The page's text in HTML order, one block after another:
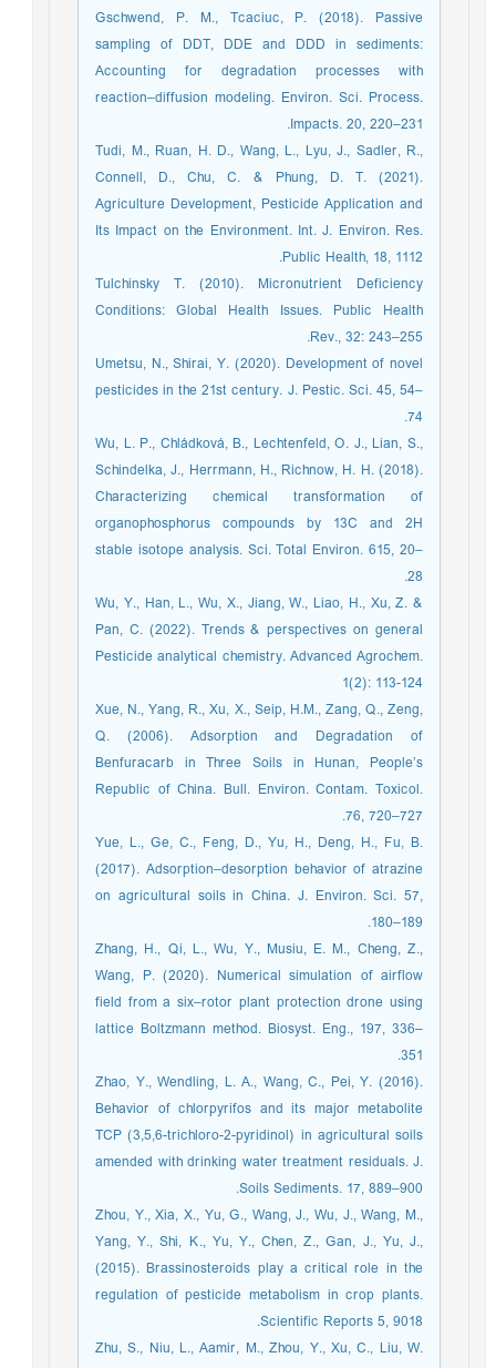
Gschwend, P. M., Tcaciuc, P. (2018). Passive
sampling of DDT, DDE and DDD in sediments:
Accounting for degradation processes with
reaction–diffusion modeling. Environ. Sci. Process.
Impacts. 20, 220–231.
Tudi, M., Ruan, H. D., Wang, L., Lyu, J., Sadler, R.,
Connell, D., Chu, C. & Phung, D. T. (2021).
Agriculture Development, Pesticide Application and
Its Impact on the Environment. Int. J. Environ. Res.
Public Health, 18, 1112.
Tulchinsky T. (2010). Micronutrient Deficiency
Conditions: Global Health Issues. Public Health
Rev., 32: 243–255.
Umetsu, N., Shirai, Y. (2020). Development of novel
pesticides in the 21st century. J. Pestic. Sci. 45, 54–
74.
Wu, L. P., Chládková, B., Lechtenfeld, O. J., Lian, S.,
Schindelka, J., Herrmann, H., Richnow, H. H. (2018).
Characterizing chemical transformation of
organophosphorus compounds by 13C and 2H
stable isotope analysis. Sci. Total Environ. 615, 20–
28.
Wu, Y., Han, L., Wu, X., Jiang, W., Liao, H., Xu, Z. &
Pan, C. (2022). Trends & perspectives on general
Pesticide analytical chemistry. Advanced Agrochem.
1(2): 113-124
Xue, N., Yang, R., Xu, X., Seip, H.M., Zang, Q., Zeng,
Q. (2006). Adsorption and Degradation of
Benfuracarb in Three Soils in Hunan, People’s
Republic of China. Bull. Environ. Contam. Toxicol.
76, 720–727.
Yue, L., Ge, C., Feng, D., Yu, H., Deng, H., Fu, B.
(2017). Adsorption–desorption behavior of atrazine
on agricultural soils in China. J. Environ. Sci. 57,
180–189.
Zhang, H., Qi, L., Wu, Y., Musiu, E. M., Cheng, Z.,
Wang, P. (2020). Numerical simulation of airflow
field from a six–rotor plant protection drone using
lattice Boltzmann method. Biosyst. Eng., 197, 336–
351.
Zhao, Y., Wendling, L. A., Wang, C., Pei, Y. (2016).
Behavior of chlorpyrifos and its major metabolite
TCP (3,5,6-trichloro-2-pyridinol) in agricultural soils
amended with drinking water treatment residuals. J.
Soils Sediments. 17, 889–900.
Zhou, Y., Xia, X., Yu, G., Wang, J., Wu, J., Wang, M.,
Yang, Y., Shi, K., Yu, Y., Chen, Z., Gan, J., Yu, J.,
(2015). Brassinosteroids play a critical role in the
regulation of pesticide metabolism in crop plants.
Scientific Reports 5, 9018.
Zhu, S., Niu, L., Aamir, M., Zhou, Y., Xu, C., Liu, W.